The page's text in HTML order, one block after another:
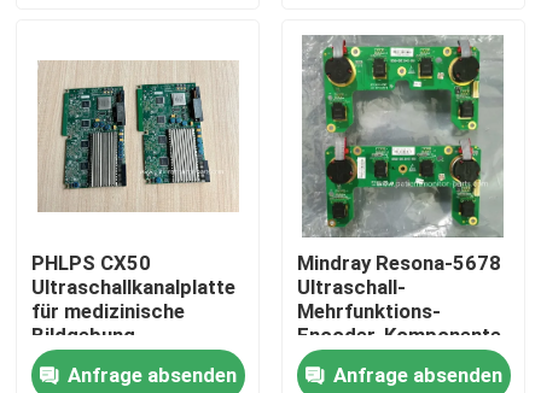
Videos
Über uns
Qualitätskontrolle
Kontakt mit uns
PHLPS CX50
Ultraschallkanalplatte
für medizinische
Bildgebung
Anfrage absenden
Mindray Resona-5678
Ultraschall-
Mehrfunktions-
Encoder-Komponente
051-002188-00
Anfrage absenden